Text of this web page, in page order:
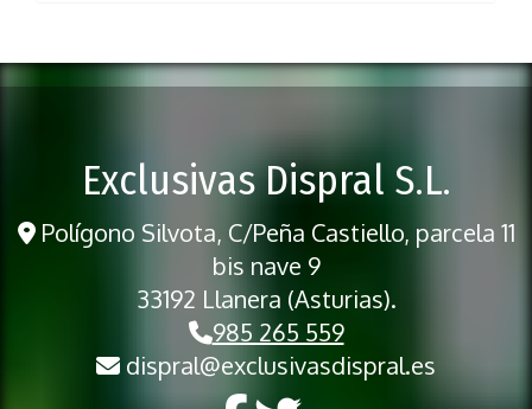
Exclusivas Dispral S.L.
Polígono Silvota, C/Peña Castiello, parcela 11
bis nave 9
33192 Llanera (Asturias).
985 265 559
dispral
exclusivasdispral.es